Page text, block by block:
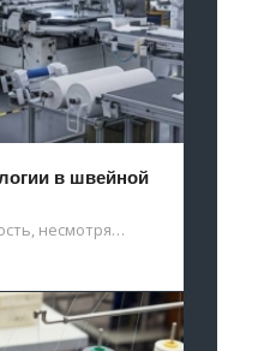
в швейной
несмотря…